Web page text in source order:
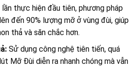
thực hiện đầu tiên, phương pháp
đến 90% lượng mỡ ở vùng đùi, giúp
thả và săn chắc hơn.
Sử dụng công nghệ tiên tiến, quá
Mỡ Đùi diễn ra nhanh chóng mà vẫn